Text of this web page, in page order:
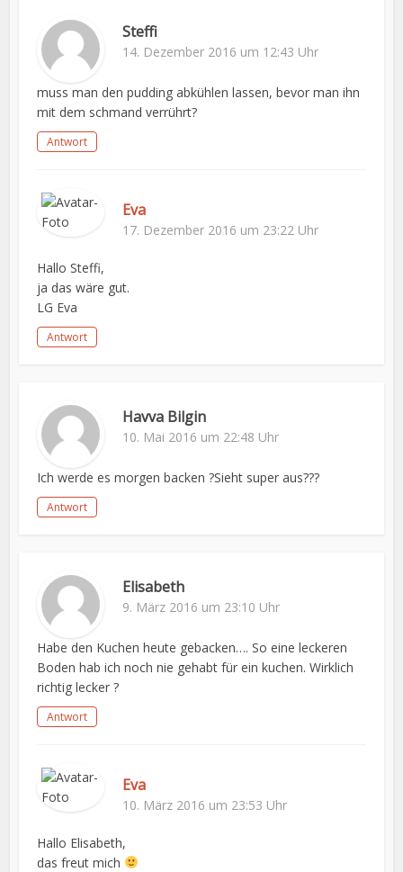
Steffi
14. Dezember 2016 um 12:43 Uhr
muss man den pudding abkühlen lassen, bevor man ihn
mit dem schmand verrührt?
Antwort
Eva
17. Dezember 2016 um 23:22 Uhr
Hallo Steffi,
ja das wäre gut.
LG Eva
Antwort
Havva Bilgin
10. Mai 2016 um 22:48 Uhr
Ich werde es morgen backen ?Sieht super aus???
Antwort
Elisabeth
9. März 2016 um 23:10 Uhr
Habe den Kuchen heute gebacken…. So eine leckeren
Boden hab ich noch nie gehabt für ein kuchen. Wirklich
richtig lecker ?
Antwort
Eva
10. März 2016 um 23:53 Uhr
Hallo Elisabeth,
das freut mich